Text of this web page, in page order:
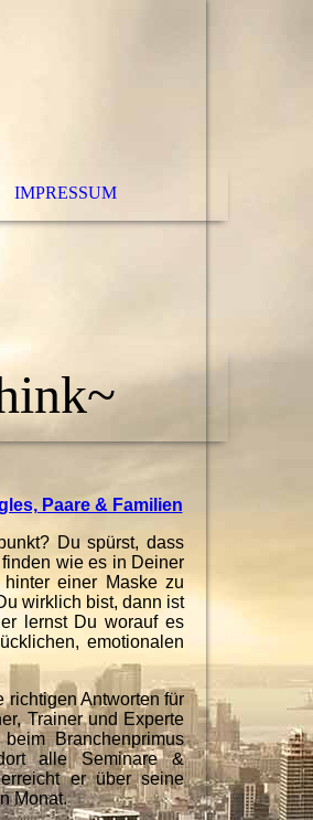
IMPRESSUM
Paare & Familien
Du spürst, dass
wie es in Deiner
einer Maske zu
wirklich bist, dann ist
lernst Du worauf es
emotionalen
richtigen Antworten für
Trainer und Experte
Branchenprimus
alle Seminare &
er über seine
Monat.